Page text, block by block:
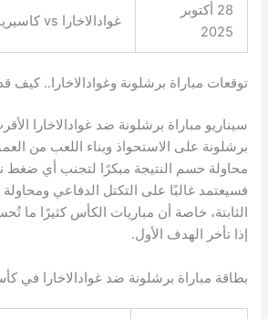
28 أكتوبر
2025
غوادالاخارا vs كاسيرينو
توقعات مباراة برشلونة وغوادالاخارا.. كيف
سيناريو مباراة برشلونة ضد غوادالاخارا
برشلونة على الاستحواذ وبناء اللعب من
محاولة حسم النتيجة مبكرًا لتجنب أي ضغط
فسيعتمد غالبًا على التكتل الدفاعي
الثابتة، خاصة أن مباريات الكأس كثيرًا ما
إذا تأخر الهدف الأول.
بطاقة مباراة برشلونة ضد غوادالاخارا في